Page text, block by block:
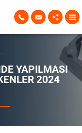
YAPILMASI
2024